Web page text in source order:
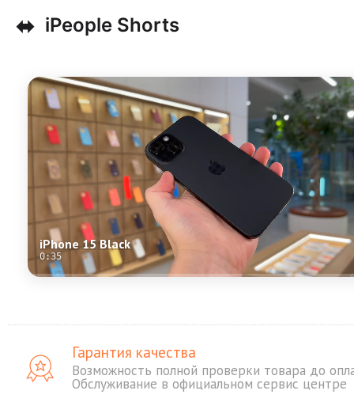
⬌ iPeople Shorts
iPhone 15 Black
0:35
Гарантия качества
Возможность полной проверки товара до
Обслуживание в официальном сервис центре